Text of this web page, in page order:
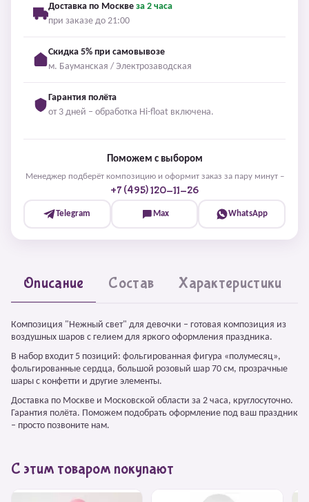
Доставка по Москве за 2 часа
при заказе до 21:00
Скидка 5% при самовывозе
м. Бауманская / Электрозаводская
Гарантия полёта
от 3 дней – обработка Hi-float включена.
Поможем с выбором
Менеджер подберёт композицию и оформит заказ за пару минут –
+7 (495) 120-11-26
Telegram Max WhatsApp
Описание Состав Характеристики
Композиция "Нежный свет" для девочки – готовая композиция из
воздушных шаров с гелием для яркого оформления праздника.
В набор входит 5 позиций: фольгированная фигура «полумесяц»,
фольгированные сердца, большой розовый шар 70 см, прозрачные
шары с конфетти и другие элементы.
Доставка по Москве и Московской области за 2 часа, круглосуточно.
Гарантия полёта. Поможем подобрать оформление под ваш праздник
– просто позвоните нам.
С этим товаром покупают